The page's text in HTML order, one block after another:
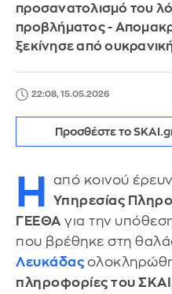
προσανατολισμό του
προβλήματος -
ξεκίνησε από
22:08, 15.05.2026
Προσθέστε το
H από κοινού
Υπηρεσίας
ΓΕΕΘΑ για την
που βρέθηκε στη
Λευκάδας
πληροφορίες του ΣΚΑΙ